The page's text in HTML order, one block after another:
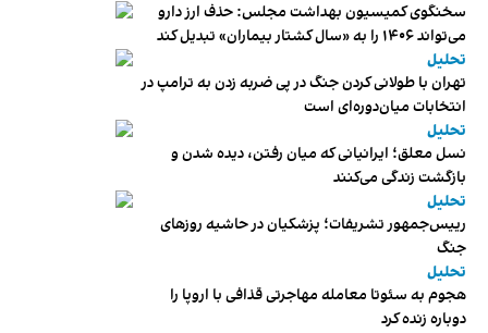
سخنگوی کمیسیون بهداشت مجلس: حذف ارز دارو
می‌تواند ۱۴۰۶ را به «سال کشتار بیماران» تبدیل کند
تحلیل
تهران با طولانی کردن جنگ در پی ضربه زدن به ترامپ در
انتخابات میان‌دوره‌ای است
تحلیل
نسل معلق؛ ایرانیانی که میان رفتن، دیده شدن و
بازگشت زندگی می‌کنند
تحلیل
رییس‌جمهور تشریفات؛ پزشکیان در حاشیه روزهای
جنگ
تحلیل
هجوم به سئوتا معامله مهاجرتی قذافی با اروپا را
دوباره زنده کرد